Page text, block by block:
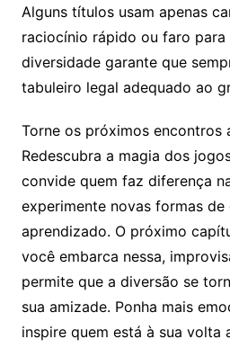
Alguns títulos usam apenas
raciocínio rápido ou faro para
diversidade garante que
tabuleiro legal adequado ao
Torne os próximos encontros
Redescubra a magia dos
convide quem faz diferença
experimente novas formas
aprendizado. O próximo
você embarca nessa,
permite que a diversão se
sua amizade. Ponha mais
inspire quem está à sua volta